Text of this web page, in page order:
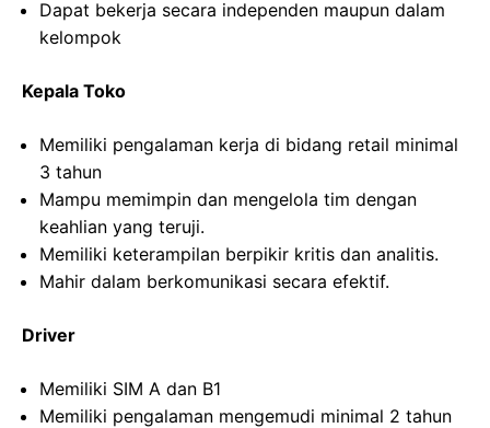
Dapat bekerja secara independen maupun dalam
kelompok
Kepala Toko
Memiliki pengalaman kerja di bidang retail minimal
3 tahun
Mampu memimpin dan mengelola tim dengan
keahlian yang teruji.
Memiliki keterampilan berpikir kritis dan analitis.
Mahir dalam berkomunikasi secara efektif.
Driver
Memiliki SIM A dan B1
Memiliki pengalaman mengemudi minimal 2 tahun